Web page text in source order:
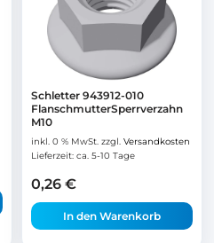
Schletter 943912-010
FlanschmutterSperrverzahn
M10
inkl. 0 % MwSt. zzgl. Versandkosten
Lieferzeit: ca. 5-10 Tage
0,26 €
In den Warenkorb